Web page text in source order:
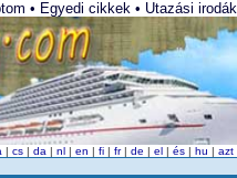
• Egyedi cikkek • Utazási
|cs |da |nl |en |fi |fr |de |el |és |hu |azt